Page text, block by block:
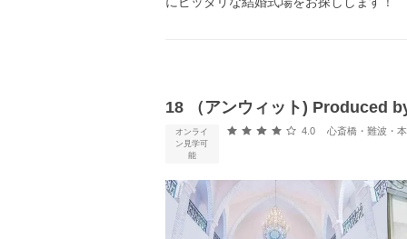
18 （アンウィット) Produced
オンライ
ン見学可
能
口コミ評価
4.0 心斎橋・難波・本町・天王